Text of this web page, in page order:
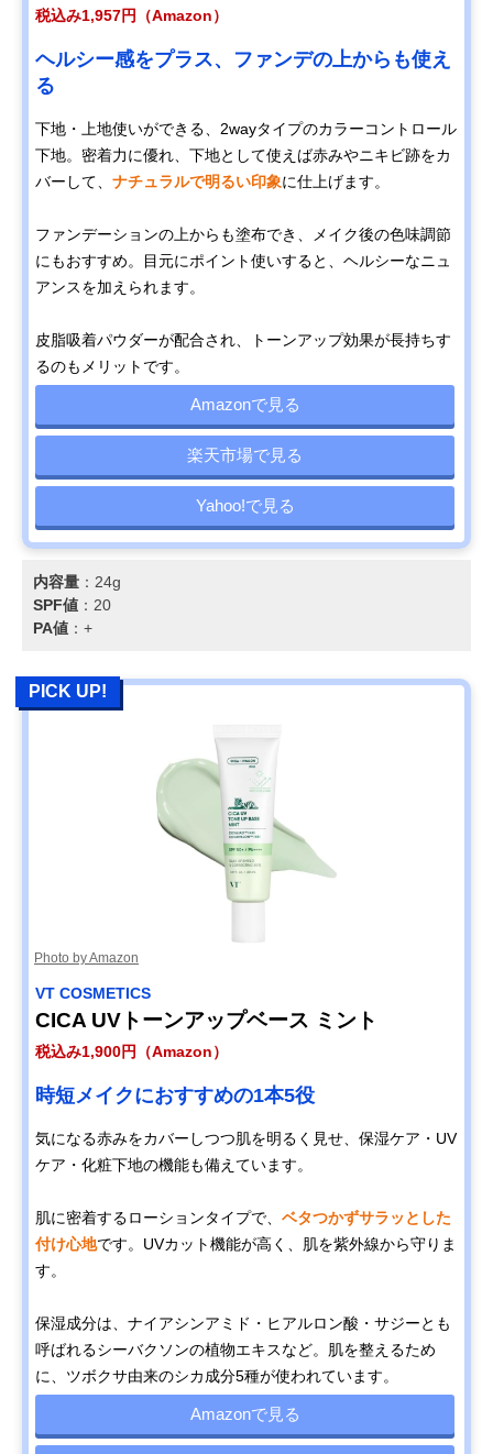
税込み1,957円（Amazon）
ヘルシー感をプラス、ファンデの上からも使え
る
下地・上地使いができる、2wayタイプのカラーコントロール
下地。密着力に優れ、下地として使えば赤みやニキビ跡をカ
バーして、 ナチュラルで明るい印象に仕上げます。
ファンデーションの上からも塗布でき、メイク後の色味調節
にもおすすめ。目元にポイント使いすると、ヘルシーなニュ
アンスを加えられます。
皮脂吸着パウダーが配合され、トーンアップ効果が長持ちす
るのもメリットです。
Amazonで見る
楽天市場で見る
Yahoo!で見る
内容量 ：24g
SPF値 ：20
PA値 ：+
PICK UP!
Photo by Amazon
VT COSMETICS
CICA UVトーンアップベース ミント
税込み1,900円（Amazon）
時短メイクにおすすめの1本5役
気になる赤みをカバーしつつ肌を明るく見せ、保湿ケア・UV
ケア・化粧下地の機能も備えています。
肌に密着するローションタイプで、 ベタつかずサラッとした
付け心地です。UVカット機能が高く、肌を紫外線から守りま
す。
保湿成分は、ナイアシンアミド・ヒアルロン酸・サジーとも
呼ばれるシーバクソンの植物エキスなど。肌を整えるため
に、ツボクサ由来のシカ成分5種が使われています。
Amazonで見る